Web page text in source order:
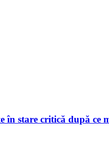
stare critică după ce